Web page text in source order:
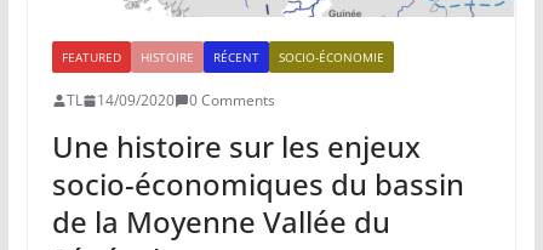
FEATURED HISTOIRE RÉCENT SOCIO-ÉCONOMIE
TL 14/09/2020 0 Comments
Une histoire sur les enjeux
socio-économiques du bassin
de la Moyenne Vallée du